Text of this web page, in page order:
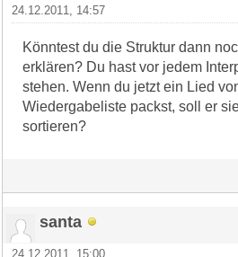
24.12.2011, 14:57
Könntest du die Struktur dann
erklären? Du hast vor jedem
stehen. Wenn du jetzt ein Lied
Wiedergabeliste packst, soll er
sortieren?
santa
24.12.2011, 15:00